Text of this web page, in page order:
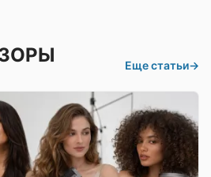
Еще статьи→